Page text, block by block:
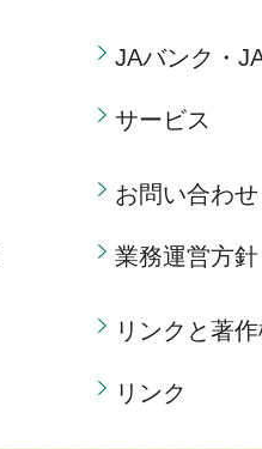
JAバンク・
サービス
お問い合わせ
業務運営方針
リンクと著
リンク